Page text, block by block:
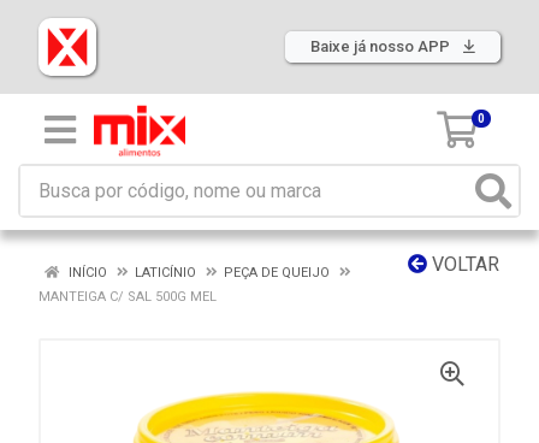
Baixe já nosso APP
0
VOLTAR
INÍCIO LATICÍNIO
PEÇA DE QUEIJO
MANTEIGA C/ SAL 500G MEL